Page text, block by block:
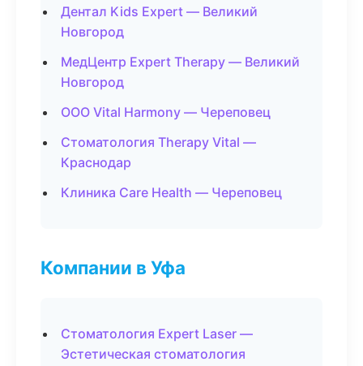
Дентал Kids Expert — Великий
Новгород
МедЦентр Expert Therapy — Великий
Новгород
ООО Vital Harmony — Череповец
Стоматология Therapy Vital —
Краснодар
Клиника Care Health — Череповец
Компании в Уфа
Стоматология Expert Laser —
Эстетическая стоматология